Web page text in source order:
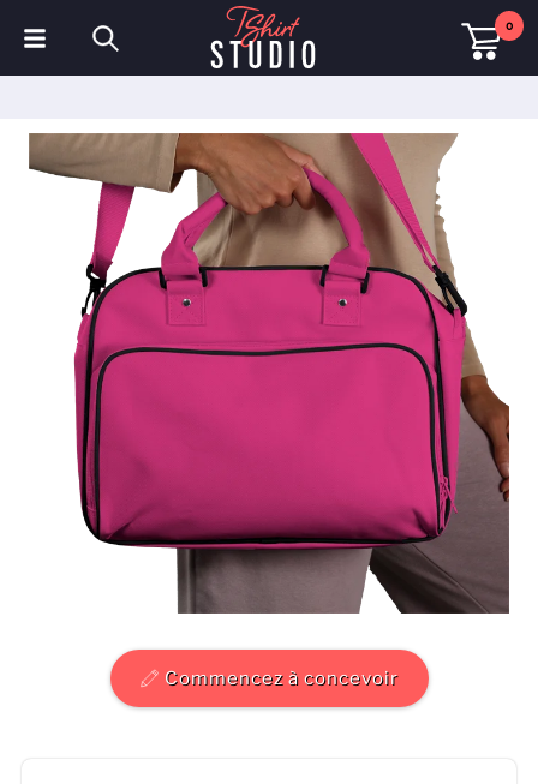
0
Sweats à capuche
Chapeaux et Casquettes
Vêtements de sport
Vêtements de travail
Polaires & Vestes
Haute visibilité
Commencez à concevoir